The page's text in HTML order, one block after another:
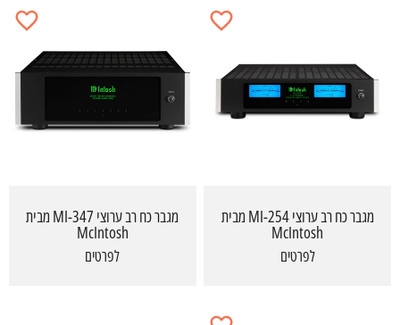
מגבר כח רב ערוצי MI-254 מבית
McIntosh
לפרטים
מגבר כח רב ערוצי MI-347 מבית
McIntosh
לפרטים